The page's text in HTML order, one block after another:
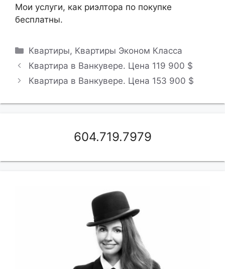
Мои услуги, как риэлтора по покупке
бесплатны.
Рубрики
Квартиры, Квартиры Эконом Класса
Квартира в Ванкувере. Цена 119 900 $
Квартира в Ванкувере. Цена 153 900 $
604.719.7979